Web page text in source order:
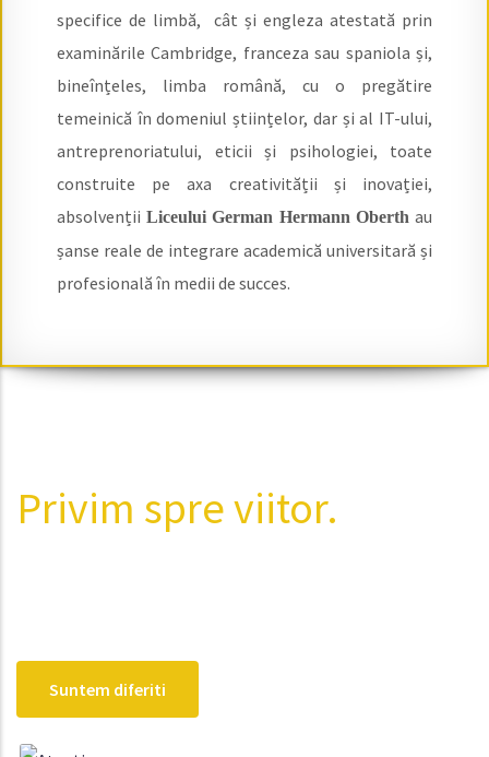
specifice de limbă, cât și engleza atestată prin
examinările Cambridge, franceza sau spaniola și,
bineînțeles, limba română, cu o pregătire
temeinică în domeniul științelor, dar și al IT-ului,
antreprenoriatului, eticii și psihologiei, toate
construite pe axa creativității și inovației,
absolvenții Liceului German Hermann Oberth au
șanse reale de integrare academică universitară și
profesională în medii de succes.
Privim spre viitor.
Suntem diferiti